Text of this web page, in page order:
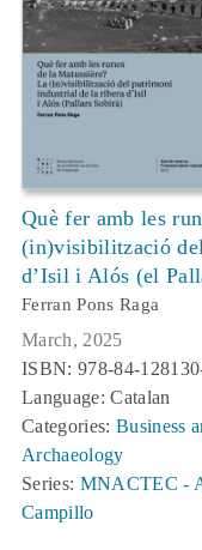
Què fer amb les
(in)visibilització
d’Isil i Alós (el
Ferran Pons Raga
March, 2025
ISBN: 978-84-
Language: Catalan
Categories:Business
Archaeology
Series: MNACTEC -
Campillo